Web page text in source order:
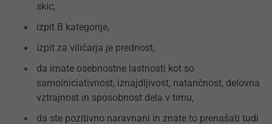
skic,
izpit B kategorije,
izpit za viličarja je prednost,
da imate osebnostne lastnosti kot so
samoiniciativnost, iznajdljivost, natančnost, delovna
vztrajnost in sposobnost dela v timu,
da ste pozitivno naravnani in znate to prenašati tudi